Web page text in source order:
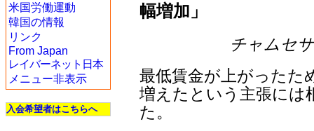
米国労働運動
韓国の情報
リンク
From Japan
レイバーネット日本
メニュー非表示
入会希望者はこちらへ
幅増加」
チャムセ
最低賃金が上がったた
増えたという主張には
た。